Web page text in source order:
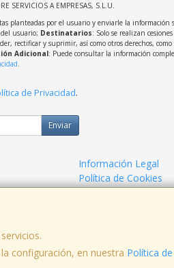
configuración, en nuestra Política
SERVICIOS A EMPRESAS, S.L.U.
planteadas por el usuario y enviarle la información
usuario; Destinatarios: Solo se realizan
rectificar y suprimir, así como otros derechos,
Adicional: Puede consultar la información
.
de Privacidad.
Enviar
Información Legal
Política de Cookies